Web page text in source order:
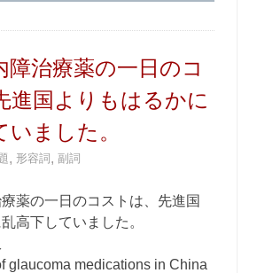
障治療薬の一日のコ
進国よりもはるかに
ました。
,形容詞 ,副詞
薬の一日のコストは、先進国
高下していました。
glaucoma medications in China